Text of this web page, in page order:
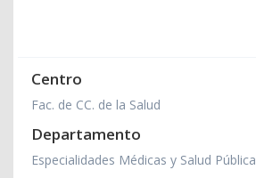
Centro
Fac. de CC. de la Salud
Departamento
Especialidades Médicas y Salud Pública